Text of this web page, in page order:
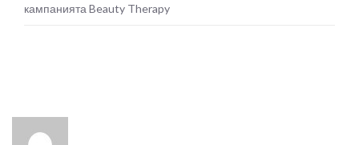
кампанията Beauty Therapy